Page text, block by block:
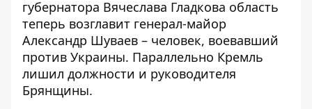
губернатора Вячеслава Гладкова область
теперь возглавит генерал-майор
Александр Шуваев – человек, воевавший
против Украины. Параллельно Кремль
лишил должности и руководителя
Брянщины.